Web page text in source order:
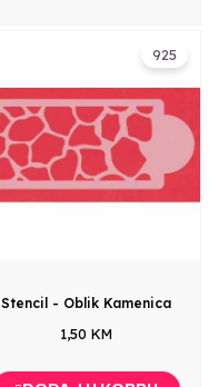
925
Stencil - Oblik Kamenica
1,50 KM